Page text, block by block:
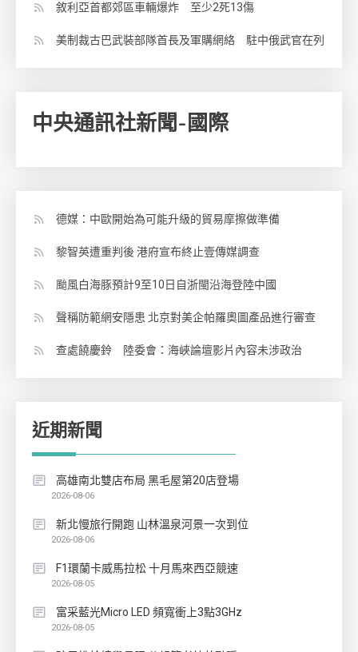
敘利亞首都郊區車輛爆炸 至少2死13傷
美制裁古巴武裝部隊首長及軍購網絡 駐中俄武官在列
中央通訊社新聞-國際
德媒：中歐開始為可能升級的貿易摩擦做準備
黎智英遭重判後 港府宣布終止壹傳媒調查
颱風白海豚預計9至10日自浙閩沿海登陸中國
聲稱防範網安隱患 北京對美企帕羅奧圖產品進行審查
查處饒慶鈴 陸委會：海峽論壇影片內容未涉政治
近期新聞
高雄南北雙店布局 黑毛屋第20店登場
2026-08-06
新北慢旅行開跑 山林溫泉河景一次到位
2026-08-06
F1環蘭卡威馬拉松 十月馬來西亞競速
2026-08-05
富采藍光Micro LED 頻寬衝上3點3GHz
2026-08-05